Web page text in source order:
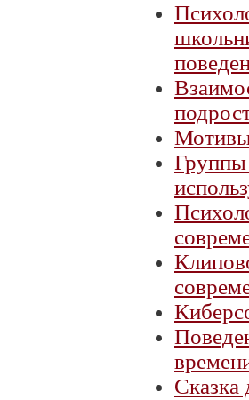
Мотивы
Группы
Сказка